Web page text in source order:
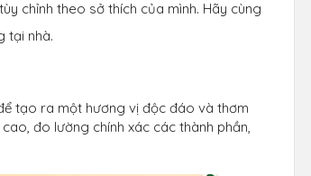
chỉnh theo sở thích của mình. Hãy cùng
tại nhà.
tạo ra một hương vị độc đáo và thơm
đo lường chính xác các thành phần,